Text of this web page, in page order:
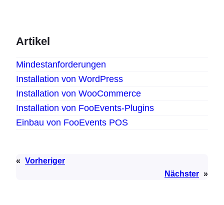
Artikel
Mindestanforderungen
Installation von WordPress
Installation von WooCommerce
Installation von FooEvents-Plugins
Einbau von FooEvents POS
« Vorheriger
Nächster »